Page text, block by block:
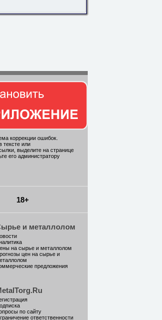
коррекции ошибок.
тексте или
выделите на странице
его администратору
18+
и металлолом
на сырье и металлолом
цен на сырье и
предложения
по сайту
ответственности